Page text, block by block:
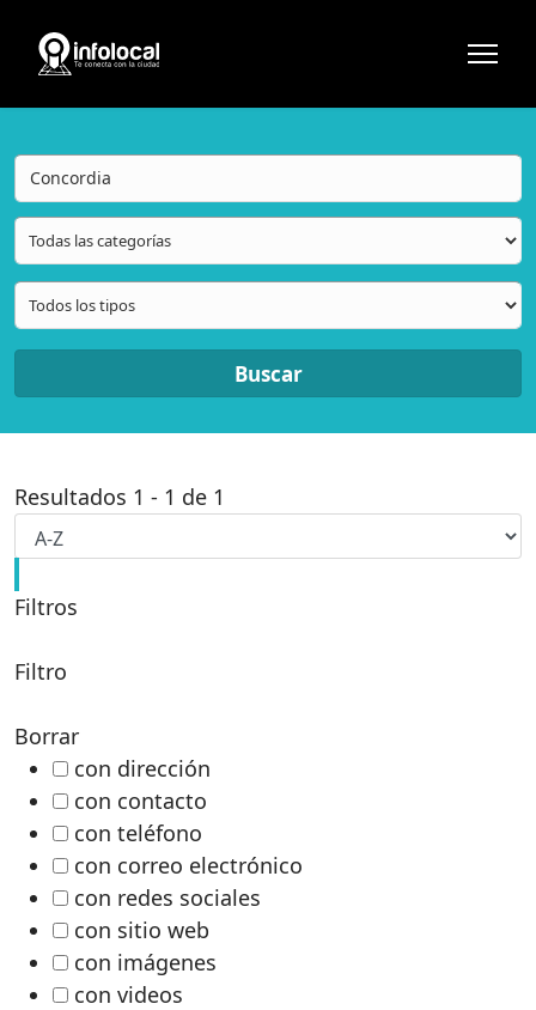
Buscar
Resultados 1 - 1 de 1
Filtros
Filtro
Borrar
con dirección
con contacto
con teléfono
con correo electrónico
con redes sociales
con sitio web
con imágenes
con videos